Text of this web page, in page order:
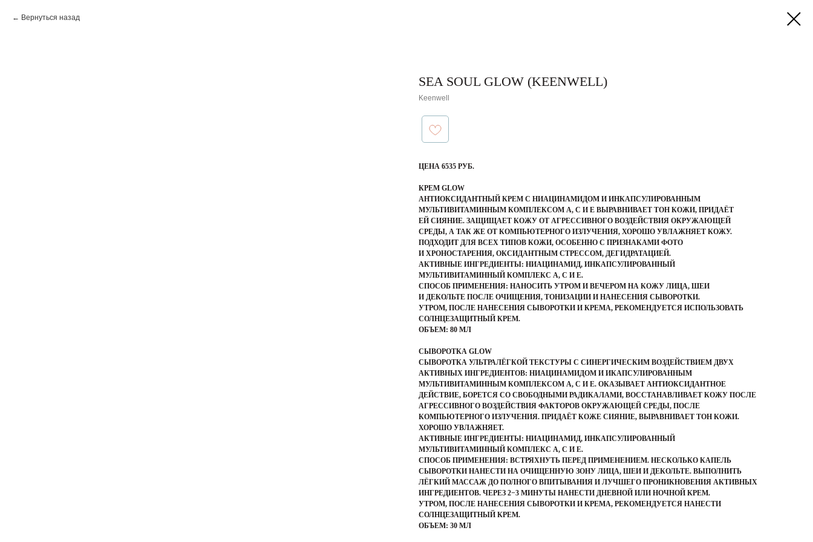
Вернуться назад
SEA SOUL GLOW (KEENWELL)
Keenwell
ЦЕНА 6535 РУБ.
КРЕМ GLOW
АНТИОКСИДАНТНЫЙ КРЕМ С НИАЦИНАМИДОМ И ИНКАПСУЛИРОВАННЫМ
МУЛЬТИВИТАМИННЫМ КОМПЛЕКСОМ А, С И Е ВЫРАВНИВАЕТ ТОН КОЖИ, ПРИДАЁТ
ЕЙ СИЯНИЕ. ЗАЩИЩАЕТ КОЖУ ОТ АГРЕССИВНОГО ВОЗДЕЙСТВИЯ ОКРУЖАЮЩЕЙ
СРЕДЫ, А ТАК ЖЕ ОТ КОМПЬЮТЕРНОГО ИЗЛУЧЕНИЯ, ХОРОШО УВЛАЖНЯЕТ КОЖУ.
ПОДХОДИТ ДЛЯ ВСЕХ ТИПОВ КОЖИ, ОСОБЕННО С ПРИЗНАКАМИ ФОТО
И ХРОНОСТАРЕНИЯ, ОКСИДАНТНЫМ СТРЕССОМ, ДЕГИДРАТАЦИЕЙ.
АКТИВНЫЕ ИНГРЕДИЕНТЫ: НИАЦИНАМИД, ИНКАПСУЛИРОВАННЫЙ
МУЛЬТИВИТАМИННЫЙ КОМПЛЕКС А, С И Е.
СПОСОБ ПРИМЕНЕНИЯ: НАНОСИТЬ УТРОМ И ВЕЧЕРОМ НА КОЖУ ЛИЦА, ШЕИ
И ДЕКОЛЬТЕ ПОСЛЕ ОЧИЩЕНИЯ, ТОНИЗАЦИИ И НАНЕСЕНИЯ СЫВОРОТКИ.
УТРОМ, ПОСЛЕ НАНЕСЕНИЯ СЫВОРОТКИ И КРЕМА, РЕКОМЕНДУЕТСЯ ИСПОЛЬЗОВАТЬ
СОЛНЦЕЗАЩИТНЫЙ КРЕМ.
ОБЪЕМ: 80 МЛ
СЫВОРОТКА GLOW
СЫВОРОТКА УЛЬТРАЛЁГКОЙ ТЕКСТУРЫ С СИНЕРГИЧЕСКИМ ВОЗДЕЙСТВИЕМ ДВУХ
АКТИВНЫХ ИНГРЕДИЕНТОВ: НИАЦИНАМИДОМ И ИКАПСУЛИРОВАННЫМ
МУЛЬТИВИТАМИННЫМ КОМПЛЕКСОМ А, С И Е. ОКАЗЫВАЕТ АНТИОКСИДАНТНОЕ
ДЕЙСТВИЕ, БОРЕТСЯ СО СВОБОДНЫМИ РАДИКАЛАМИ, ВОССТАНАВЛИВАЕТ КОЖУ ПОСЛЕ
АГРЕССИВНОГО ВОЗДЕЙСТВИЯ ФАКТОРОВ ОКРУЖАЮЩЕЙ СРЕДЫ, ПОСЛЕ
КОМПЬЮТЕРНОГО ИЗЛУЧЕНИЯ. ПРИДАЁТ КОЖЕ СИЯНИЕ, ВЫРАВНИВАЕТ ТОН КОЖИ.
ХОРОШО УВЛАЖНЯЕТ.
АКТИВНЫЕ ИНГРЕДИЕНТЫ: НИАЦИНАМИД, ИНКАПСУЛИРОВАННЫЙ
МУЛЬТИВИТАМИННЫЙ КОМПЛЕКС А, С И Е.
СПОСОБ ПРИМЕНЕНИЯ: ВСТРЯХНУТЬ ПЕРЕД ПРИМЕНЕНИЕМ. НЕСКОЛЬКО КАПЕЛЬ
СЫВОРОТКИ НАНЕСТИ НА ОЧИЩЕННУЮ ЗОНУ ЛИЦА, ШЕИ И ДЕКОЛЬТЕ. ВЫПОЛНИТЬ
ЛЁГКИЙ МАССАЖ ДО ПОЛНОГО ВПИТЫВАНИЯ И ЛУЧШЕГО ПРОНИКНОВЕНИЯ АКТИВНЫХ
ИНГРЕДИЕНТОВ. ЧЕРЕЗ 2−3 МИНУТЫ НАНЕСТИ ДНЕВНОЙ ИЛИ НОЧНОЙ КРЕМ.
УТРОМ, ПОСЛЕ НАНЕСЕНИЯ СЫВОРОТКИ И КРЕМА, РЕКОМЕНДУЕТСЯ НАНЕСТИ
СОЛНЦЕЗАЩИТНЫЙ КРЕМ.
ОБЪЕМ: 30 МЛ